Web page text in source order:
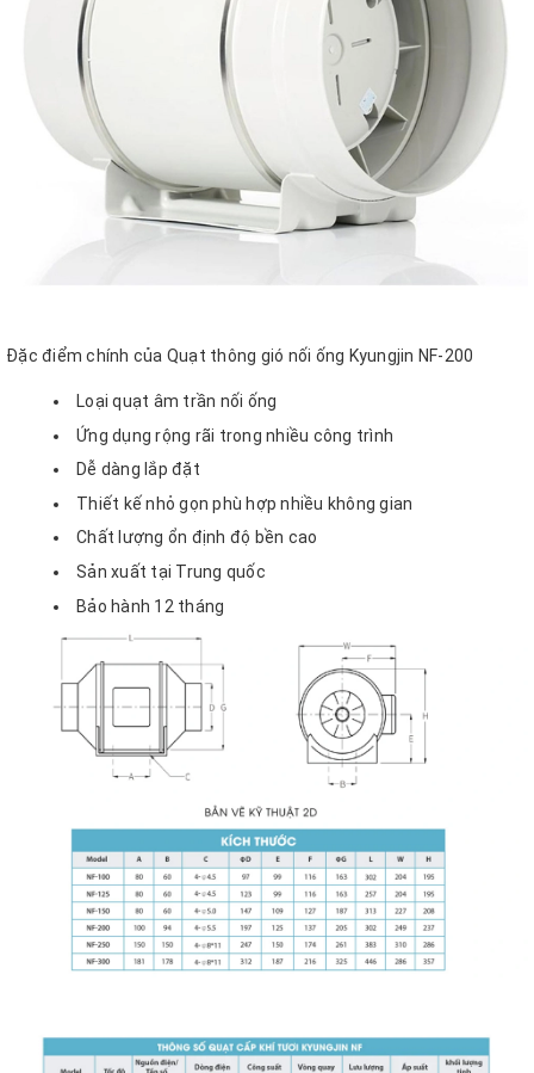
Đặc điểm chính của Quạt thông gió nối ống Kyungjin NF-200
Loại quạt âm trần nối ống
Ứng dụng rộng rãi trong nhiều công trình
Dễ dàng lắp đặt
Thiết kế nhỏ gọn phù hợp nhiều không gian
Chất lượng ổn định độ bền cao
Sản xuất tại Trung quốc
Bảo hành 12 tháng